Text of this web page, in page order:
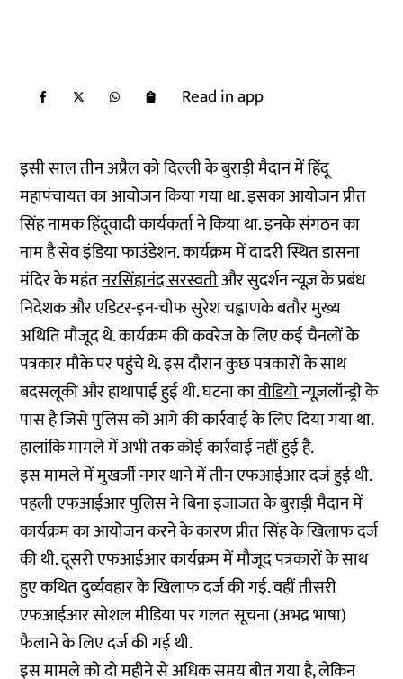
Read in app
इसी साल तीन अप्रैल को दिल्ली के बुराड़ी मैदान में हिंदू
महापंचायत का आयोजन किया गया था. इसका आयोजन प्रीत
सिंह नामक हिंदूवादी कार्यकर्ता ने किया था. इनके संगठन का
नाम है सेव इंडिया फाउंडेशन. कार्यक्रम में दादरी स्थित डासना
मंदिर के महंतनरसिंहानंद सरस्वतीऔर सुदर्शन न्यूज़ के प्रबंध
निदेशक और एडिटर-इन-चीफ सुरेश चह्वाणके बतौर मुख्य
अथिति मौजूद थे. कार्यक्रम की कवरेज के लिए कई चैनलों के
पत्रकार मौके पर पहुंचे थे. इस दौरान कुछ पत्रकारों के साथ
बदसलूकी और हाथापाई हुई थी. घटना कावीडियोन्यूज़लॉन्ड्री के
पास है जिसे पुलिस को आगे की कार्रवाई के लिए दिया गया था.
हालांकि मामले में अभी तक कोई कार्रवाई नहीं हुई है.
इस मामले में मुखर्जी नगर थाने में तीन एफआईआर दर्ज हुई थी.
पहली एफआईआर पुलिस ने बिना इजाजत के बुराड़ी मैदान में
कार्यक्रम का आयोजन करने के कारण प्रीत सिंह के खिलाफ दर्ज
की थी. दूसरी एफआईआर कार्यक्रम में मौजूद पत्रकारों के साथ
हुए कथित दुर्व्यवहार के खिलाफ दर्ज की गई. वहीं तीसरी
एफआईआर सोशल मीडिया पर गलत सूचना (अभद्र भाषा)
फैलाने के लिए दर्ज की गई थी.
इस मामले को दो महीने से अधिक समय बीत गया है, लेकिन